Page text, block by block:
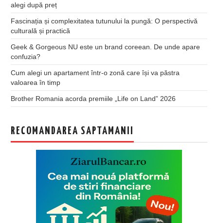
alegi după preț
Fascinația și complexitatea tutunului la pungă: O perspectivă
culturală și practică
Geek & Gorgeous NU este un brand coreean. De unde apare
confuzia?
Cum alegi un apartament într-o zonă care își va păstra
valoarea în timp
Brother Romania acorda premiile „Life on Land” 2026
RECOMANDAREA SAPTAMANII